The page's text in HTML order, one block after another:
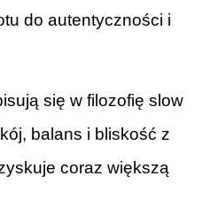
do autentyczności i
się w filozofię slow
balans i bliskość z
coraz większą